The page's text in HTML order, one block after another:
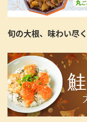
納豆
千夜
スペシャルサイト
お酢を知ろう！
すしラボ
ぽん酢サワー
納豆の豆知識
MIM（ミ
各部門
おいしさ
販売終了製品のご案内
よくあるご質問
お問い合わせ
地図から取り扱い店舗
旬の大根、味わい尽